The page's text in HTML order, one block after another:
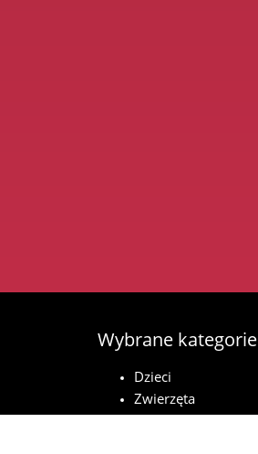
Wybrane kategorie
Dzieci
Zwierzęta
domowe